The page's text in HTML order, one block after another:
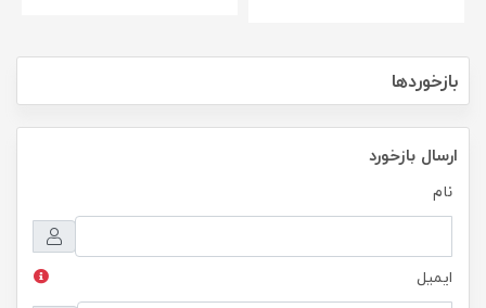
بازخوردها
ارسال بازخورد
نام
ایمیل